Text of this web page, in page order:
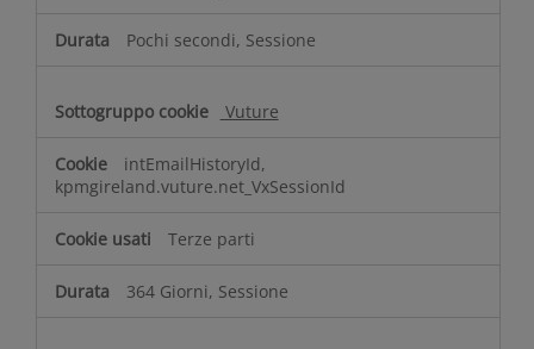
Pochi secondi, Sessione
Vuture
intEmailHistoryId,
kpmgireland.vuture.net_VxSessionId
Terze parti
364 Giorni, Sessione